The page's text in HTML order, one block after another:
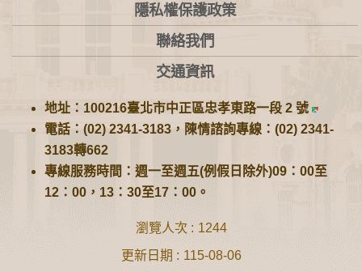
隱私權保護政策
聯絡我們
交通資訊
地址：100216臺北市中正區忠孝東路一段 2 號
電話：(02) 2341-3183，陳情諮詢專線：(02) 2341-
3183轉662
專線服務時間：週一至週五(例假日除外)09：00至
12：00，13：30至17：00。
瀏覽人次
1244
更新日期
115-08-06